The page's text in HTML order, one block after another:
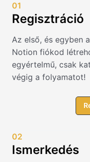
01
Regisztráció
Az első, és egyben
Notion fiókod
egyértelmű, csak
végig a folyamatot!
02
Ismerkedés